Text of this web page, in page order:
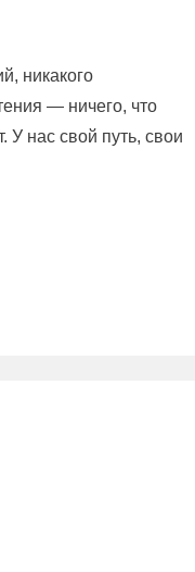
никакого
— ничего, что
У нас свой путь, свои